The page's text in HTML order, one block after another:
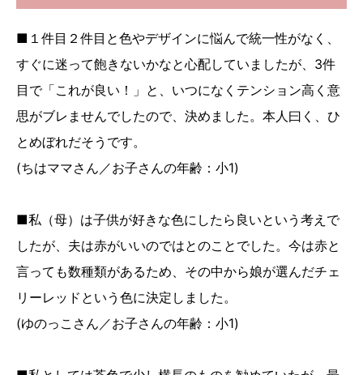
■１件目２件目と色やデザインに悩んで統一性がなく、
すぐに迷って飽きないかなと心配していましたが、3件
目で「これが良い！」と、いつになくテンション高く意
思がブレませんでしたので、決めました。本人曰く、ひ
とめぼれだそうです。
(ちはママさん／お子さんの年齢：小1)
■私（母）は子供が好きな色にしたら良いという考えで
したが、夫は赤がいいのではとのことでした。今は赤と
言っても数種類があるため、その中から娘が選んだチェ
リーレッドという色に決定しました。
(ゆのっこさん／お子さんの年齢：小1)